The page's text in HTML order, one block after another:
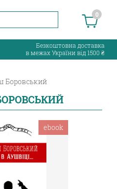
0
Безкоштовна доставка
в межах України від 1500 ₴
Боровський
ebook